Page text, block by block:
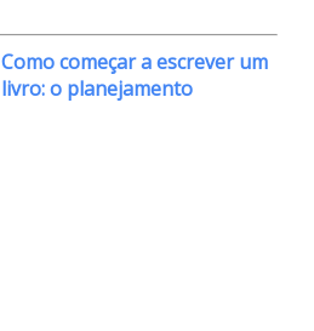
Como começar a escrever um
livro: o planejamento